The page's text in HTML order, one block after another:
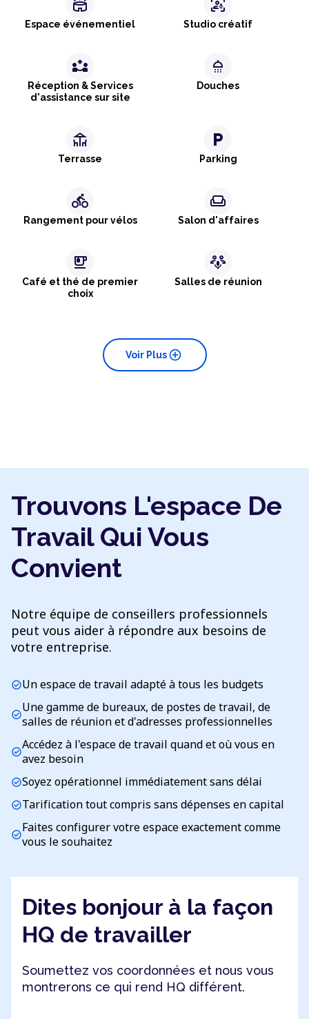
stadium
Espace événementiel
frame_person_mic
Studio créatif
partner_exchange
Réception & Services
d'assistance sur site
shower
Douches
deck
Terrasse
local_parking
Parking
directions_bike
Rangement pour vélos
weekend
Salon d'affaires
emoji_food_beverage
Café et thé de premier
choix
adaptive_audio_mic
Salles de réunion
add_circle
Voir Plus
Trouvons L'espace De
Travail Qui Vous
Convient
Notre équipe de conseillers professionnels
peut vous aider à répondre aux besoins de
votre entreprise.
check_circleUn espace de travail adapté à tous les budgets
check_circleUne gamme de bureaux, de postes de travail, de
salles de réunion et d'adresses professionnelles
check_circleAccédez à l'espace de travail quand et où vous en
avez besoin
check_circleSoyez opérationnel immédiatement sans délai
check_circleTarification tout compris sans dépenses en capital
check_circleFaites configurer votre espace exactement comme
vous le souhaitez
Dites bonjour à la façon
HQ de travailler
Soumettez vos coordonnées et nous vous
montrerons ce qui rend HQ différent.